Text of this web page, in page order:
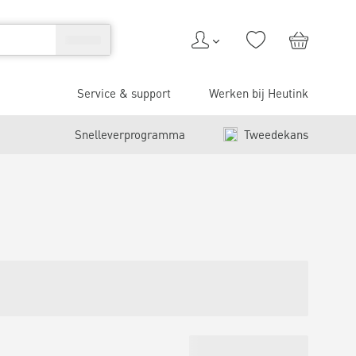
Service & support Werken bij Heutink
Snelleverprogramma Tweedekans